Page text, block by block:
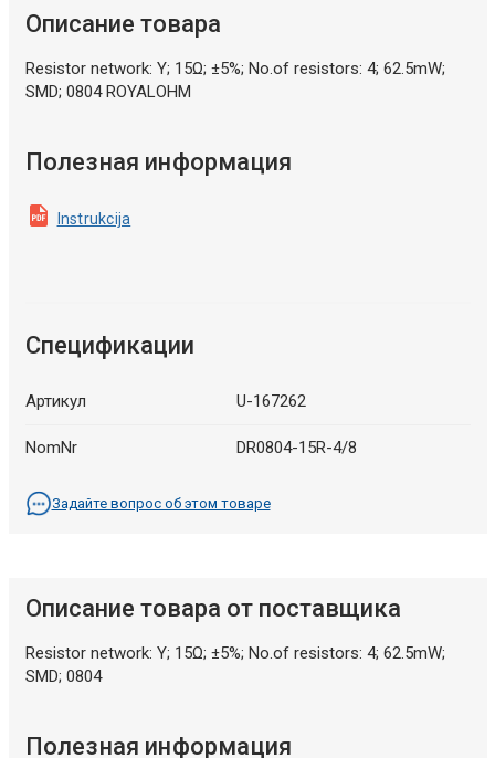
Описание товара
Resistor network: Y; 15Ω; ±5%; No.of resistors: 4; 62.5mW;
SMD; 0804 ROYALOHM
Полезная информация
Instrukcija
Спецификации
Артикул U-167262
NomNr DR0804-15R-4/8
Задайте вопрос об этом товаре
Описание товара от поставщика
Resistor network: Y; 15Ω; ±5%; No.of resistors: 4; 62.5mW;
SMD; 0804
Полезная информация